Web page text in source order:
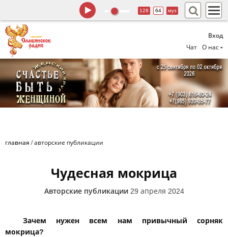
Вход
Чат
О нас
128 64 муз
главная /авторские публикации
Чудесная мокрица
Авторские публикации 29 апреля 2024
Зачем нужен всем нам привычный сорняк
мокрица?